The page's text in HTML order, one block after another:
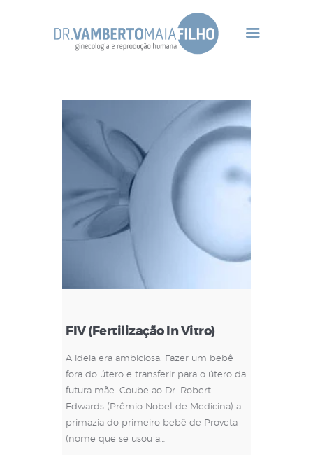
Infertilidade
Tratamentos
Gineco-Endócrino
Contato
FIV (Fertilização In Vitro)
A ideia era ambiciosa. Fazer um bebê
fora do útero e transferir para o útero da
futura mãe. Coube ao Dr. Robert
Edwards (Prêmio Nobel de Medicina) a
primazia do primeiro bebê de Proveta
(nome que se usou a…